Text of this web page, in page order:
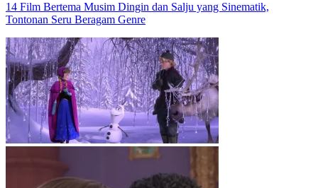
14 Film Bertema Musim Dingin dan Salju yang Sinematik,
Tontonan Seru Beragam Genre